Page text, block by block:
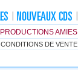
PRODUCTIONS AMIES
CONDITIONS DE VENTE